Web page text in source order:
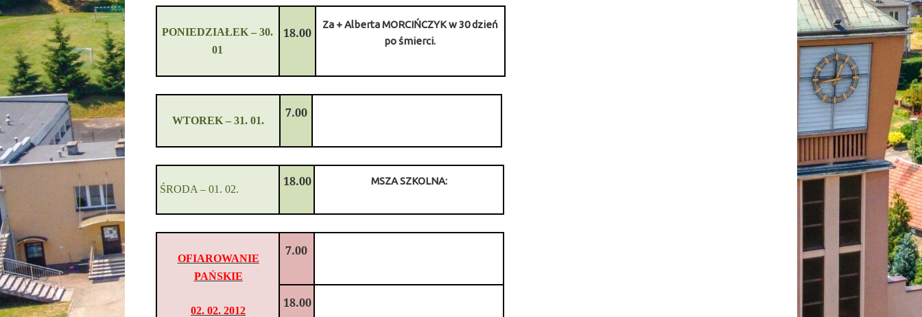
PONIEDZIAŁEK – 30.
01
18.00
Za + Alberta MORCIŃCZYK w 30 dzień
po śmierci.
WTOREK – 31. 01.
7.00
ŚRODA – 01. 02.
18.00 MSZA SZKOLNA:
OFIAROWANIE
PAŃSKIE
02. 02. 2012
7.00
18.00